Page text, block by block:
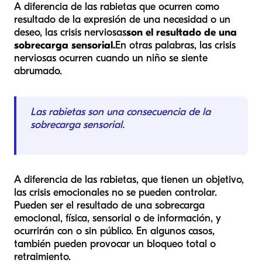
A diferencia de las rabietas que ocurren como
resultado de la expresión de una necesidad o un
deseo, las crisis nerviosasson el resultado de una
sobrecarga sensorial.En otras palabras, las crisis
nerviosas ocurren cuando un niño se siente
abrumado.
Las rabietas son una consecuencia de la
sobrecarga sensorial.
A diferencia de las rabietas, que tienen un objetivo,
las crisis emocionales no se pueden controlar.
Pueden ser el resultado de una sobrecarga
emocional, física, sensorial o de información, y
ocurrirán con o sin público. En algunos casos,
también pueden provocar un bloqueo total o
retraimiento.